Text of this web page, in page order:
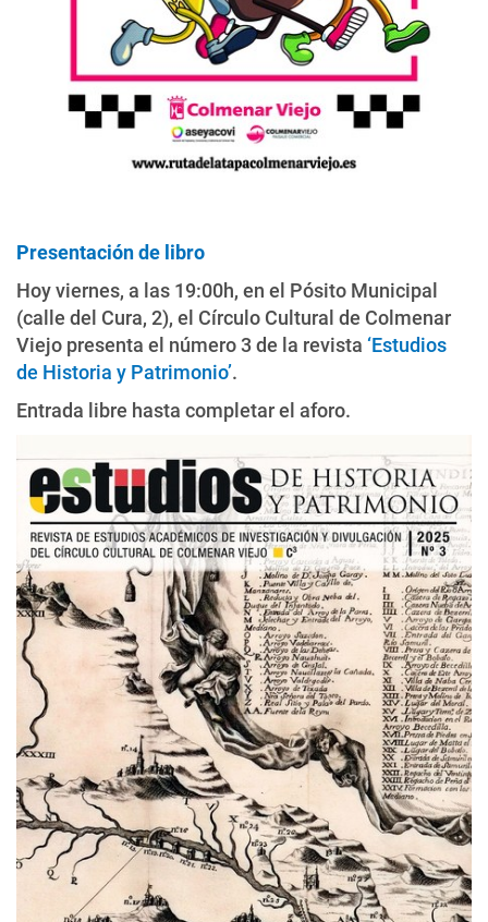
Presentación de libro
Hoy viernes, a las 19:00h, en el Pósito Municipal
(calle del Cura, 2), el Círculo Cultural de Colmenar
Viejo presenta el número 3 de la revista ‘Estudios
de Historia y Patrimonio’.
Entrada libre hasta completar el aforo.